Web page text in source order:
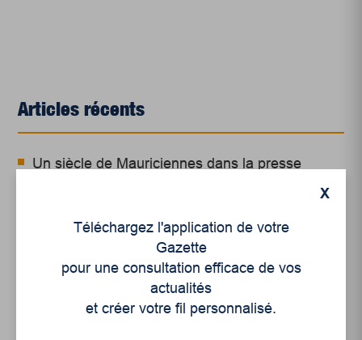
Articles récents
Un siècle de Mauriciennes dans la presse
Le sport professionnel féminin : en mouvement,
en croissance
Et les politiques peinent à suivre
Le sommeil, nouveau défi de santé publique
X
Téléchargez l'application de votre
Gazette
pour une consultation efficace de vos
actualités
et créer votre fil personnalisé.